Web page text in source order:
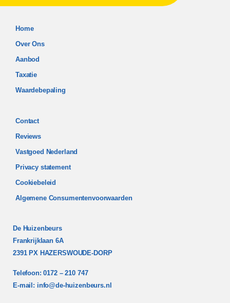
Home
Over Ons
Aanbod
Taxatie
Waardebepaling
Contact
Reviews
Vastgoed Nederland
Privacy statement
Cookiebeleid
Algemene Consumentenvoorwaarden
De Huizenbeurs
Frankrijklaan 6A
2391 PX HAZERSWOUDE-DORP
Telefoon: 0172 – 210 747
E-mail: info@de-huizenbeurs.nl